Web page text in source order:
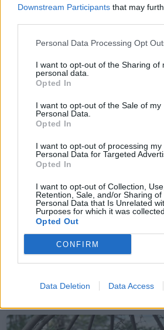
Downstream Participants that may
Personal Data Processing Opt
I want to opt-out of the Sharing of
personal data.
Opted In
I want to opt-out of the Sale of my
Personal Data.
Opted In
I want to opt-out of processing my
Personal Data for Targeted
Opted In
I want to opt-out of Collection, Use,
Retention, Sale, and/or Sharing of
Personal Data that Is Unrelated
Purposes for which it was collected.
Opted Out
CONFIRM
Data Deletion Data Access
Sommerpraten
ABONNEMENT
Leiar
ABONNEMENT